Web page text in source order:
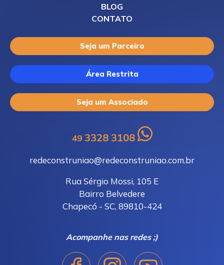
BLOG
CONTATO
Seja um Parceiro
Área Restrita
Seja um Associado
49 3328 3108
redeconstruniao@redeconstruniao.com.br
Rua Sérgio Mossi, 105 E
Bairro Belvedere
Chapecó - SC, 89810-424
Acompanhe nas redes ;)